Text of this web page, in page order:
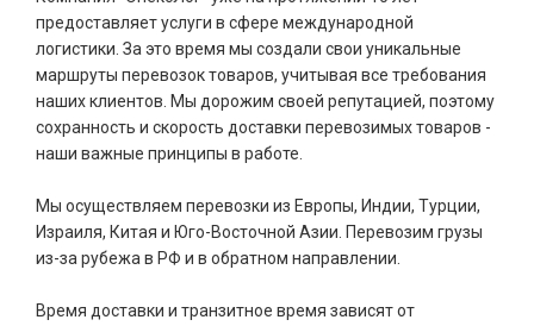
предоставляет услуги в сфере международной
логистики. За это время мы создали свои уникальные
маршруты перевозок товаров, учитывая все требования
наших клиентов. Мы дорожим своей репутацией, поэтому
сохранность и скорость доставки перевозимых товаров -
наши важные принципы в работе.
Мы осуществляем перевозки из Европы, Индии, Турции,
Израиля, Китая и Юго-Восточной Азии. Перевозим грузы
из-за рубежа в РФ и в обратном направлении.
Время доставки и транзитное время зависят от